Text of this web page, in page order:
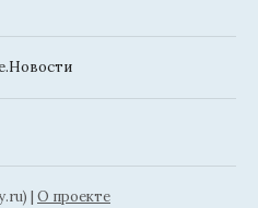
| О проекте